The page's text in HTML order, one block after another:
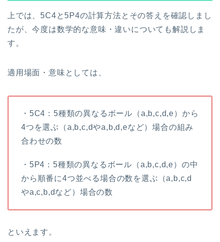
上では、5C4と5P4の計算方法とその答えを確認しまし
たが、今度は数学的な意味・違いについても解説しま
す。
適用場面・意味としては、
・5C4：5種類の異なるボール（a,b,c,d,e）から
4つを選ぶ（a,b,c,dやa,b,d,eなど）場合の組み
合わせの数
・5P4：5種類の異なるボール（a,b,c,d,e）の中
から順番に4つ並べる場合の数を選ぶ（a,b,c,d
やa,c,b,dなど）場合の数
といえます。